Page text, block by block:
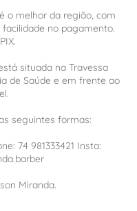
o melhor da região, com
no pagamento.
situada na Travessa
de Saúde e em frente ao
seguintes formas:
74 981333421 Insta:
Miranda.